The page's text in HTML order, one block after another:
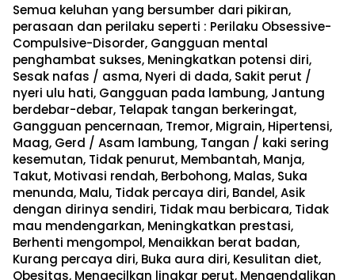
Semua keluhan yang bersumber dari pikiran,
perasaan dan perilaku seperti : Perilaku Obsessive-
Compulsive-Disorder, Gangguan mental
penghambat sukses, Meningkatkan potensi diri,
Sesak nafas / asma, Nyeri di dada, Sakit perut /
nyeri ulu hati, Gangguan pada lambung, Jantung
berdebar-debar, Telapak tangan berkeringat,
Gangguan pencernaan, Tremor, Migrain, Hipertensi,
Maag, Gerd / Asam lambung, Tangan / kaki sering
kesemutan, Tidak penurut, Membantah, Manja,
Takut, Motivasi rendah, Berbohong, Malas, Suka
menunda, Malu, Tidak percaya diri, Bandel, Asik
dengan dirinya sendiri, Tidak mau berbicara, Tidak
mau mendengarkan, Meningkatkan prestasi,
Berhenti mengompol, Menaikkan berat badan,
Kurang percaya diri, Buka aura diri, Kesulitan diet,
Obesitas, Mengecilkan lingkar perut, Mengendalikan